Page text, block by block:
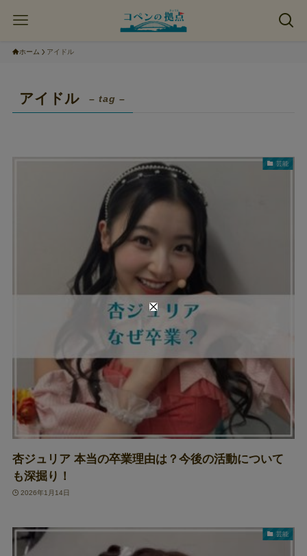
ホーム アイドル
アイドル – tag –
芸能
杏ジュリア 本当の卒業理由は？今後の活動について
も深掘り！
2026年1月14日
芸能